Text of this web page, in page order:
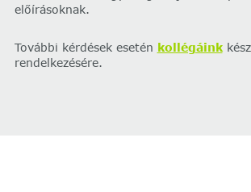
előírásoknak.
További kérdések esetén kollégáink
rendelkezésére.